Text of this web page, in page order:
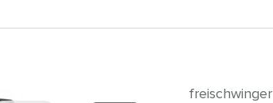
freischwinger